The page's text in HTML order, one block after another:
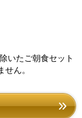
いたご朝食セット
ん。